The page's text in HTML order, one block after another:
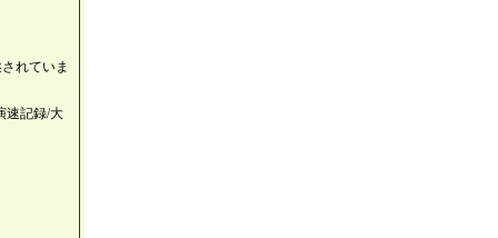
れていま
記録/大